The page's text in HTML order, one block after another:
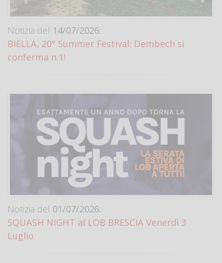
Notizia del 14/07/2026:
BIELLA, 20° Summer Festival: Dembech si
conferma n.1!
Notizia del 01/07/2026:
SQUASH NIGHT al LOB BRESCIA Venerdì 3
Luglio